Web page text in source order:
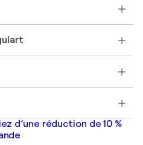
commercial
original
d’une réduction de 10 %